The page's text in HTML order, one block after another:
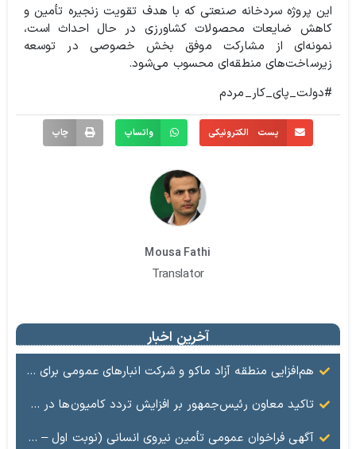
این پروژه سردخانه صنعتی که با هدف تقویت زنجیره تأمین و
کاهش ضایعات محصولات کشاورزی در حال احداث است،
نمونه‌ای از مشارکت موفق بخش خصوصی در توسعه
زیرساخت‌های منطقه‌ای محسوب می‌شود.
#دولت_پای_کار_مردم
پست الکترونیکی واتساپ چاپ
Mousa Fathi
Translator
آخرین اخبار
هم‌افزایی منطقه آزاد ماکو و شرکت انبارهای عمومی برای ارتقای ظرفیت لجستیکی مرز بازرگان
تاکید معاون رئیس‌جمهور بر افزایش تردد کامیون‌ها در مرز بازرگان
آگهی فراخوان عمومی تأمین نیروی انسانی (نوبت اول – حجمی)